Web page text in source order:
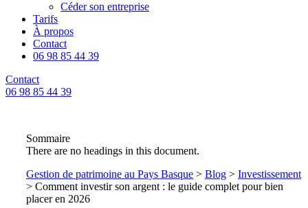
Céder son entreprise
Tarifs
À propos
Contact
06 98 85 44 39
Contact
06 98 85 44 39
Sommaire
There are no headings in this document.
Gestion de patrimoine au Pays Basque > Blog > Investissement
> Comment investir son argent : le guide complet pour bien
placer en 2026